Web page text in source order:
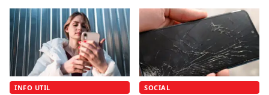
INFO UTIL SOCIAL